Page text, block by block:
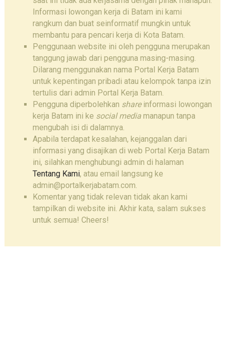
Informasi lowongan kerja di Batam ini kami
rangkum dan buat seinformatif mungkin untuk
membantu para pencari kerja di Kota Batam.
Penggunaan website ini oleh pengguna merupakan
tanggung jawab dari pengguna masing-masing.
Dilarang menggunakan nama Portal Kerja Batam
untuk kepentingan pribadi atau kelompok tanpa izin
tertulis dari admin Portal Kerja Batam.
Pengguna diperbolehkan shareinformasi lowongan
kerja Batam ini ke social mediamanapun tanpa
mengubah isi di dalamnya.
Apabila terdapat kesalahan, kejanggalan dari
informasi yang disajikan di web Portal Kerja Batam
ini, silahkan menghubungi admin di halaman
Tentang Kami, atau email langsung ke
admin@portalkerjabatam.com.
Komentar yang tidak relevan tidak akan kami
tampilkan di website ini. Akhir kata, salam sukses
untuk semua! Cheers!